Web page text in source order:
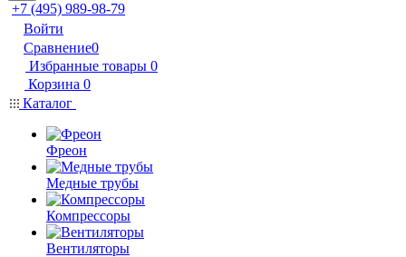
+7 (495) 989-98-79
Войти
Сравнение0
Избранные товары 0
Корзина 0
Каталог
Фреон
Медные трубы
Компрессоры
Вентиляторы